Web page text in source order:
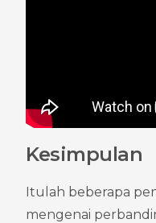
Kesimpulan
Itulah beberapa
mengenai